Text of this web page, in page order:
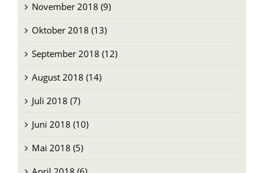
November 2018 (9)
Oktober 2018 (13)
September 2018 (12)
August 2018 (14)
Juli 2018 (7)
Juni 2018 (10)
Mai 2018 (5)